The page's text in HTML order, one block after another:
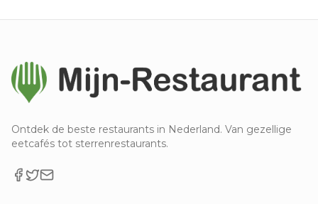
Ontdek de beste restaurants in Nederland. Van gezellige
eetcafés tot sterrenrestaurants.